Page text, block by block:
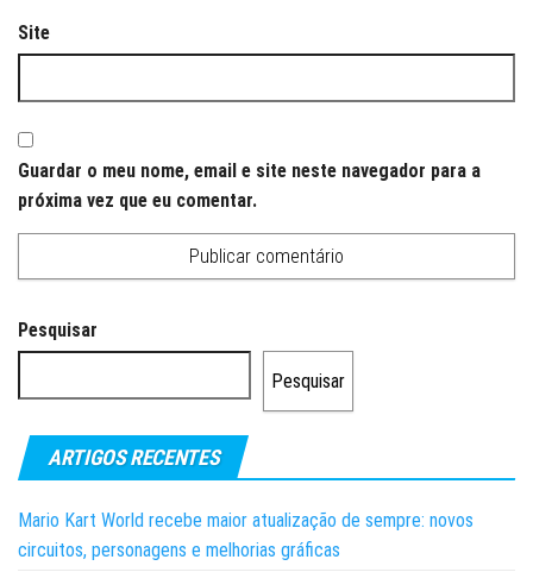
Site
Guardar o meu nome, email e site neste navegador para a
próxima vez que eu comentar.
Pesquisar
Pesquisar
ARTIGOS RECENTES
Mario Kart World recebe maior atualização de sempre: novos
circuitos, personagens e melhorias gráficas